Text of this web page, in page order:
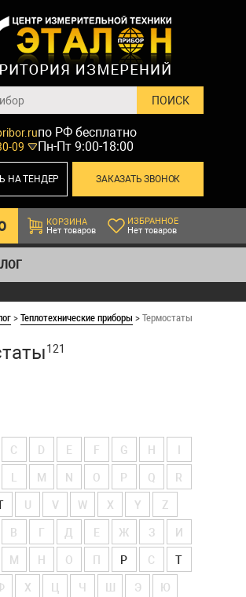
09
по РФ бесплатно
Пн-Пт 9:00-18:00
ЗАКАЗАТЬ ЗВОНОК
НА ТЕНДЕР
КОРЗИНА
Нет товаров
ИЗБРАННОЕ
Нет товаров
>Теплотехнические приборы >Термостаты
121
C D E F G H
M N O P Q R
V W X Y Z
В Г Д Е Ж З И
М Н О П Р С Т
Х Ч Э Ю